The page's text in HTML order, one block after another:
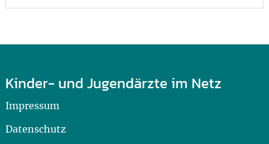
Kinder- und Jugendärzte im Netz
Impressum
Datenschutz